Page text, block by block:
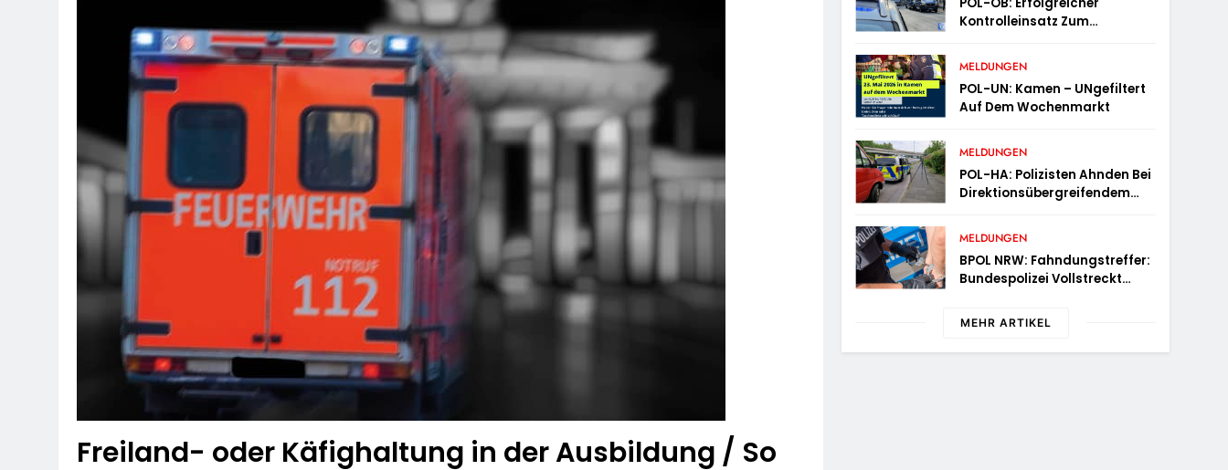
Freiland- oder Käfighaltung in der Ausbildung / So
Kontrolleinsatz Zum
Innenstadt“
MELDUNGEN
POL-UN: Kamen – UNgefiltert
Auf Dem Wochenmarkt
MELDUNGEN
POL-HA: Polizisten Ahnden Bei
Direktionsübergreifendem
Verstöße
MELDUNGEN
BPOL NRW: Fahndungstreffer:
Bundespolizei Vollstreckt
MEHR ARTIKEL